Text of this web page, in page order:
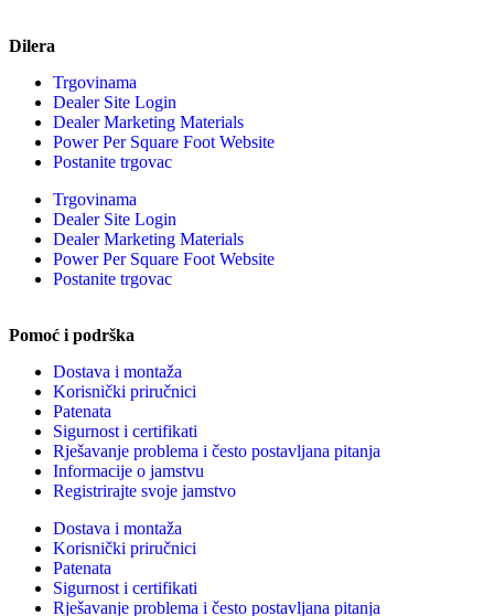
Dilera
Trgovinama
Dealer Site Login
Dealer Marketing Materials
Power Per Square Foot Website
Postanite trgovac
Trgovinama
Dealer Site Login
Dealer Marketing Materials
Power Per Square Foot Website
Postanite trgovac
Pomoć i podrška
Dostava i montaža
Korisnički priručnici
Patenata
Sigurnost i certifikati
Rješavanje problema i često postavljana pitanja
Informacije o jamstvu
Registrirajte svoje jamstvo
Dostava i montaža
Korisnički priručnici
Patenata
Sigurnost i certifikati
Rješavanje problema i često postavljana pitanja